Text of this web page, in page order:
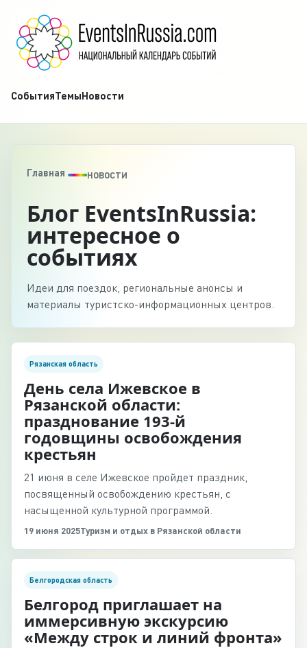
СобытияТемыНовости
Главная НОВОСТИ
Блог EventsInRussia:
интересное о
событиях
Идеи для поездок, региональные анонсы и
материалы туристско-информационных центров.
Рязанская область
День села Ижевское в
Рязанской области:
празднование 193-й
годовщины освобождения
крестьян
21 июня в селе Ижевское пройдет праздник,
посвященный освобождению крестьян, с
насыщенной культурной программой.
19 июня 2025Туризм и отдых в Рязанской области
Белгородская область
Белгород приглашает на
иммерсивную экскурсию
«Между строк и линий фронта»